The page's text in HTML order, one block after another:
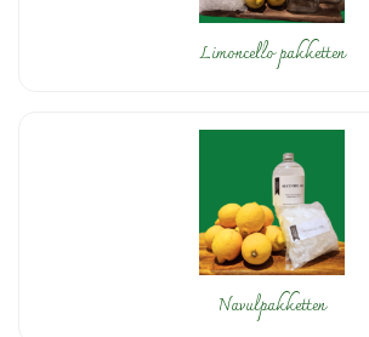
Limoncello pakketten
Navulpakketten